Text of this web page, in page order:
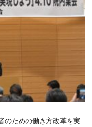
のための働き方改革を実